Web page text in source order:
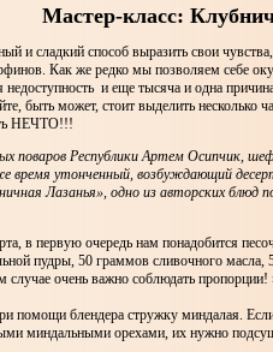
Мастер-класс:
и сладкий способ выразить свои
Как же редко мы позволяем себе
недоступность и еще тысяча и одна
быть может, стоит выделить несколько
НЕЧТО!!!
поваров Республики Артем Осипчик,
время утонченный, возбуждающий
Лазанья», одно из авторских блюд
в первую очередь нам понадобится
пудры, 50 граммов сливочного
случае очень важно соблюдать
помощи блендера стружку миндалая.
миндальными орехами, их нужно